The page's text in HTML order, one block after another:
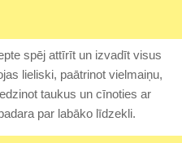
spēj attīrīt un izvadīt visus
lieliski, paātrinot vielmaiņu,
taukus un cīnoties ar
par labāko līdzekli.